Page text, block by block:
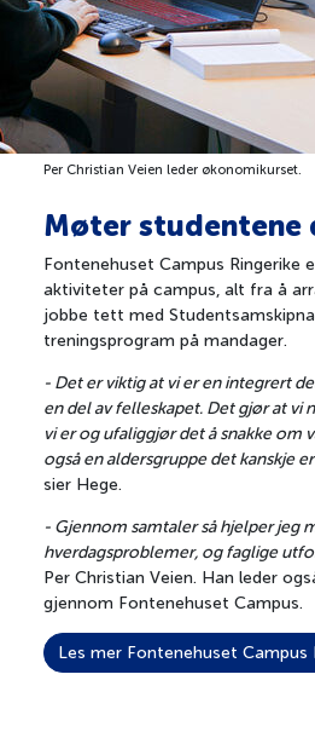
Per Christian Veien leder økonomikurset.
Møter studentene
Fontenehuset Campus Ringerike
aktiviteter på campus, alt fra å
jobbe tett med
treningsprogram på mandager.
- Det er viktig at vi er en integrert
en del av felleskapet. Det gjør at vi
vi er og ufaliggjør det å snakke om
også en aldersgruppe det kanskje
sier Hege.
- Gjennom samtaler så hjelper jeg
hverdagsproblemer, og faglige
Per Christian Veien. Han leder
gjennom Fontenehuset Campus.
Les mer Fontenehuset Campus